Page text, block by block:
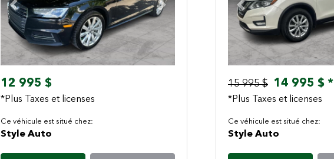
Previous Next
12 995 $
*Plus Taxes et licenses
Ce véhicule est situé chez:
Style Auto
Previous
15 995 $ 14 995 $ *
*Plus Taxes et licenses
Ce véhicule est situé chez:
Style Auto